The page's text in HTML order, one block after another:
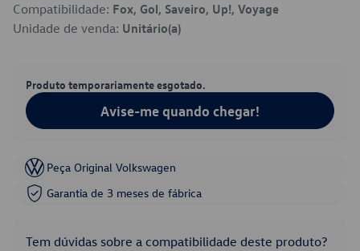
Compatibilidade: Fox, Gol, Saveiro, Up!, Voyage
Unidade de venda: Unitário(a)
Produto temporariamente esgotado.
Avise-me quando chegar!
Peça Original Volkswagen
Garantia de 3 meses de fábrica
Tem dúvidas sobre a compatibilidade deste produto?